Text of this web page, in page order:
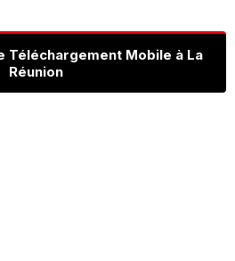
Téléchargement Mobile à La
Réunion